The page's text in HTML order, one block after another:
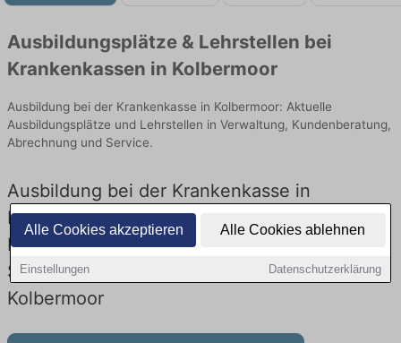
Alle Cookies akzeptieren Alle Cookies ablehnen
Einstellungen Datenschutzerklärung
Ausbildungsplätze & Lehrstellen bei
Krankenkassen in Kolbermoor
Ausbildung bei der Krankenkasse in Kolbermoor: Aktuelle
Ausbildungsplätze und Lehrstellen in Verwaltung, Kundenberatung,
Abrechnung und Service.
Ausbildung bei der Krankenkasse in
Kolbermoor – Ausbildungsplätze und
Lehrstellen: Aktuell gibt es keine
Stellenangebote für Ausbildung in
Kolbermoor